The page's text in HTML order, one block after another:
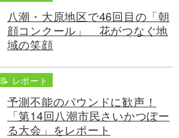
八潮・大原地区で46回目の「朝
顔コンクール」 花がつなぐ地
域の笑顔
📝 レポート
予測不能のバウンドに歓声！
「第14回八潮市民さいかつぼー
る大会」をレポート